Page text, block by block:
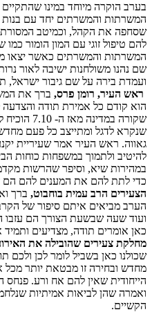
בערב הוקרה מיוחד במינו
המשרתות והמשרתים יחד עם בנות
שסחפה את הקהל, וכמיטב המסורת
להם טיפול זוגי עם המון הומור
המשרתות והמשרתים כאשר יצאו
שם נהנו משולחנות ישיבה לאור
ועמדת בירה על שם גיבור ישראל,
ראש העיר, רומן פרס, ברך את
הוא קודם כל אמירת תודה
שקורה
שנקרא לדגל ומתייצב כל פעם
גאווה. ראש העיר אמר שעיריית
להיטיב ולתמוך במשפחות כוחות
במהירות שיא, וסיפר שהרשות
כדי לתת להם את המענים להם הם
הצעירים הרב עמית בוחבוט, ברך
הערב מביאים איתם סיפור של
ועוד שעה שבשעת הצורך הם עזבו
כאן אומרים תודה, מצדיעים
מחלקת צעירים שהובילה את
שכולנו כאן בשביל לומר לכן ולכם
מחדש ובחירה זו מבטאת יותר מכל
הייחודית שאין להם אח ורע. פנחס
ואמרה שהן לביאות אמיתיות
הקשיים.